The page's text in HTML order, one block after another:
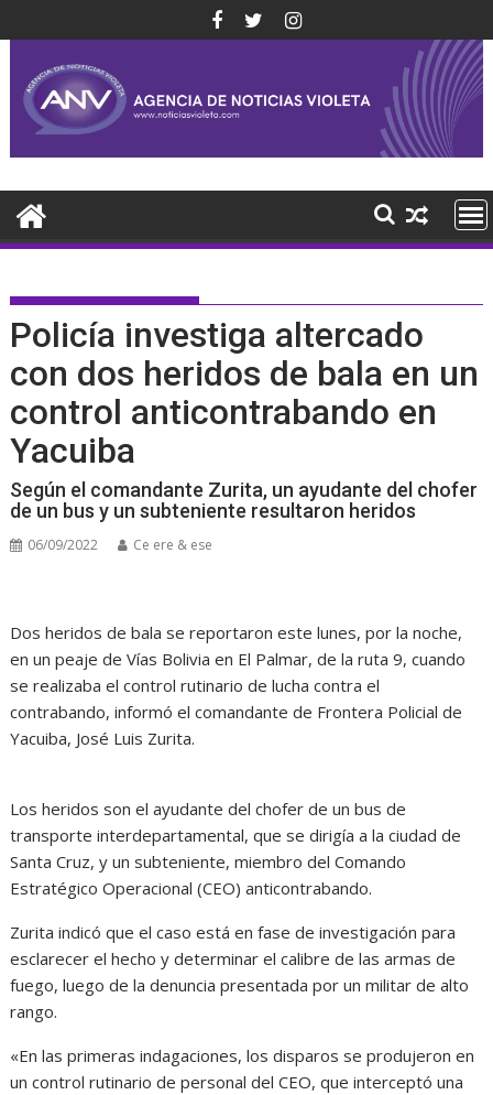
al
contenido
Policía investiga altercado
con dos heridos de bala en un
control anticontrabando en
Yacuiba
Según el comandante Zurita, un ayudante del chofer
de un bus y un subteniente resultaron heridos
06/09/2022 Ce ere & ese
Dos heridos de bala se reportaron este lunes, por la noche,
en un peaje de Vías Bolivia en El Palmar, de la ruta 9, cuando
se realizaba el control rutinario de lucha contra el
contrabando, informó el comandante de Frontera Policial de
Yacuiba, José Luis Zurita.
Los heridos son el ayudante del chofer de un bus de
transporte interdepartamental, que se dirigía a la ciudad de
Santa Cruz, y un subteniente, miembro del Comando
Estratégico Operacional (CEO) anticontrabando.
Zurita indicó que el caso está en fase de investigación para
esclarecer el hecho y determinar el calibre de las armas de
fuego, luego de la denuncia presentada por un militar de alto
rango.
«En las primeras indagaciones, los disparos se produjeron en
un control rutinario de personal del CEO, que interceptó una